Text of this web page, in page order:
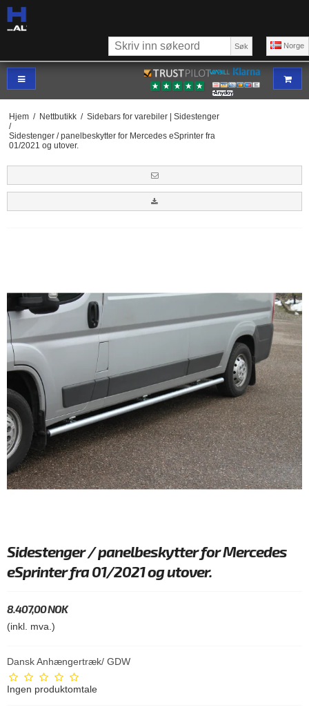
Norge
Søk
Hjem / Nettbutikk / Sidebars for varebiler | Sidestenger
/
Sidestenger / panelbeskytter for Mercedes eSprinter fra
01/2021 og utover.
Sidestenger / panelbeskytter for Mercedes
eSprinter fra 01/2021 og utover.
8.407,00 NOK
(inkl. mva.)
Dansk Anhængertræk/ GDW
Ingen produktomtale